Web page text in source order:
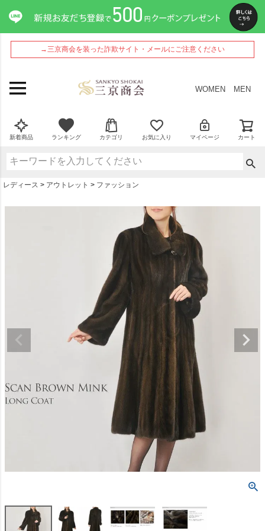
→三京商会を装った詐欺サイト・メールにご注意ください
WOMEN MEN
新着商品 ランキング カテゴリ お気に入り マイページ カート
レディース アウトレット ファッション
ペー
ジト
ップ
へ